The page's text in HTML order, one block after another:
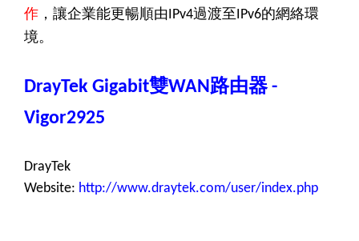
作 ，讓企業能更暢順由 IPv4過渡至 IPv6的網絡環
境。
DrayTek Gigabit雙WAN 路由器-
Vigor2925
DrayTek
Website: http://www.draytek.com/user/index.php